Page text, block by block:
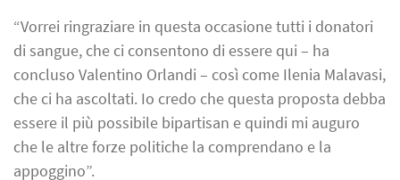
“Vorrei ringraziare in questa occasione tutti i donatori
di sangue, che ci consentono di essere qui – ha
concluso Valentino Orlandi – così come Ilenia Malavasi,
che ci ha ascoltati. Io credo che questa proposta debba
essere il più possibile bipartisan e quindi mi auguro
che le altre forze politiche la comprendano e la
appoggino”.